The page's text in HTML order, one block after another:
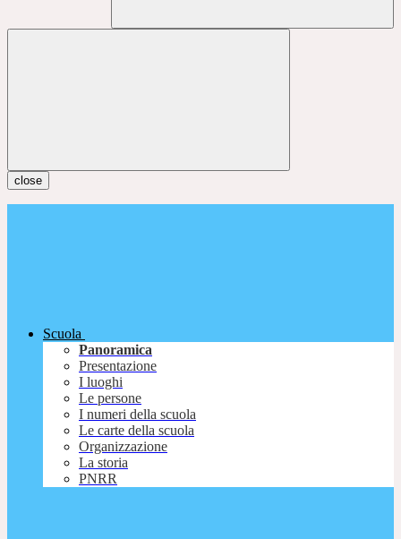
close
Scuola
Panoramica
Presentazione
I luoghi
Le persone
I numeri della scuola
Le carte della scuola
Organizzazione
La storia
PNRR